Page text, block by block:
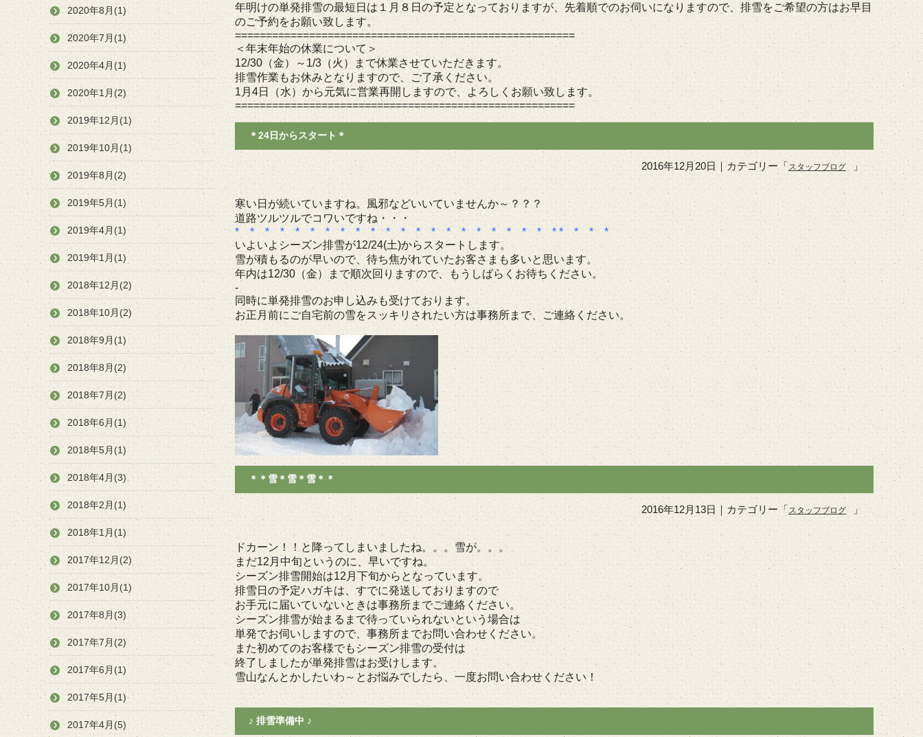
年明けの単発排雪の最短日は１月８日の予定となっておりますが、先着順でのお伺いになりますので、排雪をご希望の方はお早目
のご予約をお願い致します。
=======================================================
＜年末年始の休業について＞
12/30（金）～1/3（火）まで休業させていただきます。
排雪作業もお休みとなりますので、ご了承ください。
1月4日（水）から元気に営業再開しますので、よろしくお願い致します。
=======================================================
＊24日からスタート＊
2016年12月20日｜カテゴリー「スタッフブログ 」
寒い日が続いていますね。風邪などいいていませんか～？？？
道路ツルツルでコワいですね・・・
* * * * * * * * * * * * * * * * * * * * * * * * * *
いよいよシーズン排雪が12/24(土)からスタートします。
雪が積もるのが早いので、待ち焦がれていたお客さまも多いと思います。
年内は12/30（金）まで順次回りますので、もうしばらくお待ちください。
-
同時に単発排雪のお申し込みも受けております。
お正月前にご自宅前の雪をスッキリされたい方は事務所まで、ご連絡ください。
＊＊雪＊雪＊雪＊＊
2016年12月13日｜カテゴリー「スタッフブログ 」
ドカーン！！と降ってしまいましたね。。。雪が。。。
まだ12月中旬というのに、早いですね。
シーズン排雪開始は12月下旬からとなっています。
排雪日の予定ハガキは、すでに発送しておりますので
お手元に届いていないときは事務所までご連絡ください。
シーズン排雪が始まるまで待っていられないという場合は
単発でお伺いしますので、事務所までお問い合わせください。
また初めてのお客様でもシーズン排雪の受付は
終了しましたが単発排雪はお受けします。
雪山なんとかしたいわ～とお悩みでしたら、一度お問い合わせください！
♪ 排雪準備中 ♪
2020年8月(1)
2020年7月(1)
2020年4月(1)
2020年1月(2)
2019年12月(1)
2019年10月(1)
2019年8月(2)
2019年5月(1)
2019年4月(1)
2019年1月(1)
2018年12月(2)
2018年10月(2)
2018年9月(1)
2018年8月(2)
2018年7月(2)
2018年6月(1)
2018年5月(1)
2018年4月(3)
2018年2月(1)
2018年1月(1)
2017年12月(2)
2017年10月(1)
2017年8月(3)
2017年7月(2)
2017年6月(1)
2017年5月(1)
2017年4月(5)